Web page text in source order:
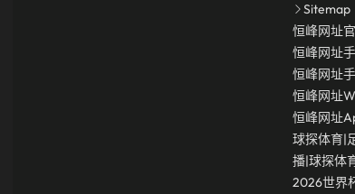
Sitemap
恒峰网址
恒峰网址
恒峰网址
恒峰网址
恒峰网址
球探体育|
播|球探体
2026世界